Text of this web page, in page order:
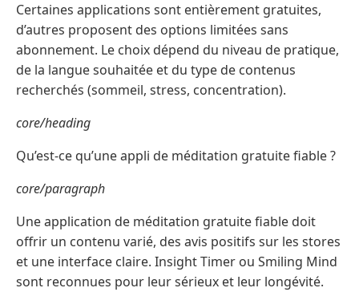
Certaines applications sont entièrement gratuites,
d’autres proposent des options limitées sans
abonnement. Le choix dépend du niveau de pratique,
de la langue souhaitée et du type de contenus
recherchés (sommeil, stress, concentration).
core/heading
Qu’est-ce qu’une appli de méditation gratuite fiable ?
core/paragraph
Une application de méditation gratuite fiable doit
offrir un contenu varié, des avis positifs sur les stores
et une interface claire. Insight Timer ou Smiling Mind
sont reconnues pour leur sérieux et leur longévité.